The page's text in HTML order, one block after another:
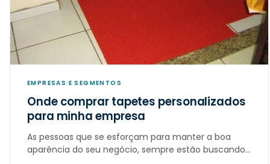
EMPRESAS E SEGMENTOS
Onde comprar tapetes personalizados
para minha empresa
As pessoas que se esforçam para manter a boa
aparência do seu negócio, sempre estão buscando